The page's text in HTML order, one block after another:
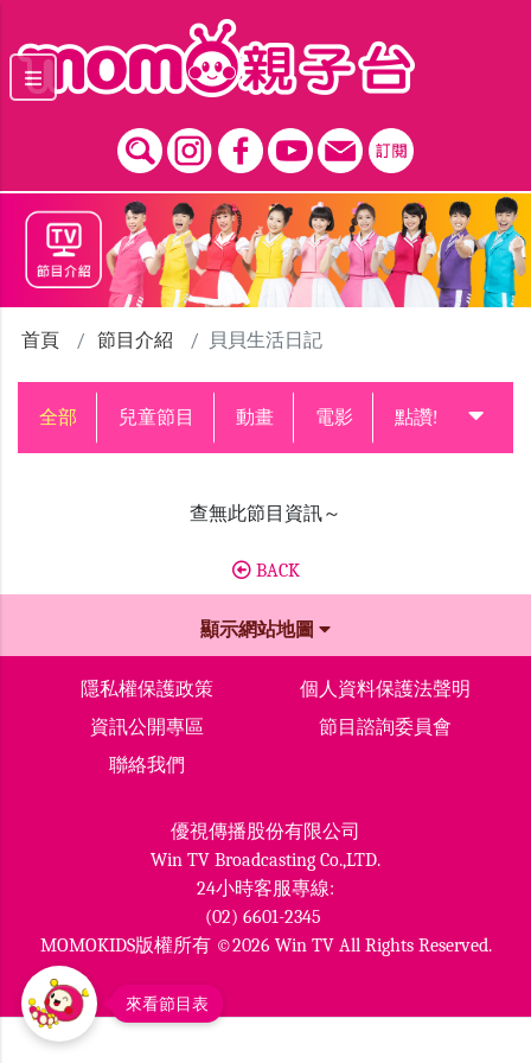
首頁 節目介紹 貝貝生活日記
全部 兒童節目 動畫 電影 點讚!升級中
查無此節目資訊～
BACK
顯示網站地圖
隱私權保護政策
個人資料保護法聲明
資訊公開專區
節目諮詢委員會
聯絡我們
優視傳播股份有限公司
Win TV Broadcasting Co.,LTD.
24小時客服專線:
(02) 6601-2345
MOMOKIDS版權所有 ©2026 Win TV All Rights Reserved.
來看節目表